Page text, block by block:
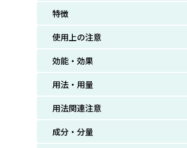
特徴
使用上の注意
効能・効果
用法・用量
用法関連注意
成分・分量